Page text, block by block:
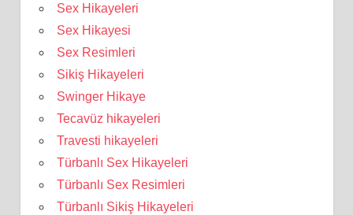
Sex Hikayeleri
Sex Hikayesi
Sex Resimleri
Sikiş Hikayeleri
Swinger Hikaye
Tecavüz hikayeleri
Travesti hikayeleri
Türbanlı Sex Hikayeleri
Türbanlı Sex Resimleri
Türbanlı Sikiş Hikayeleri